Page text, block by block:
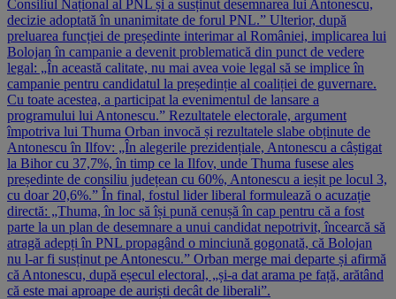
Consiliul Național al PNL și a susținut desemnarea lui Antonescu,
decizie adoptată în unanimitate de forul PNL.” Ulterior, după
preluarea funcției de președinte interimar al României, implicarea lui
Bolojan în campanie a devenit problematică din punct de vedere
legal: „În această calitate, nu mai avea voie legal să se implice în
campanie pentru candidatul la președinție al coaliției de guvernare.
Cu toate acestea, a participat la evenimentul de lansare a
programului lui Antonescu.” Rezultatele electorale, argument
împotriva lui Thuma Orban invocă și rezultatele slabe obținute de
Antonescu în Ilfov: „În alegerile prezidențiale, Antonescu a câștigat
la Bihor cu 37,7%, în timp ce la Ilfov, unde Thuma fusese ales
președinte de consiliu județean cu 60%, Antonescu a ieșit pe locul 3,
cu doar 20,6%.” În final, fostul lider liberal formulează o acuzație
directă: „Thuma, în loc să își pună cenușă în cap pentru că a fost
parte la un plan de desemnare a unui candidat nepotrivit, încearcă să
atragă adepți în PNL propagând o minciună gogonată, că Bolojan
nu l-ar fi susținut pe Antonescu.” Orban merge mai departe și afirmă
că Antonescu, după eșecul electoral, „și-a dat arama pe față, arătând
că este mai aproape de auriști decât de liberali”.